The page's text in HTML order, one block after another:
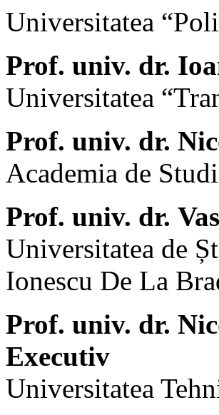
Universitatea
Prof. univ. dr.
Universitatea
Prof. univ. dr.
Academia de
Prof. univ. dr.
Universitatea de
Ionescu De La
Prof. univ. dr.
Executiv
Universitatea